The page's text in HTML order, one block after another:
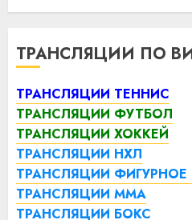
ТРАНСЛЯЦИИ ПО
ТРАНСЛЯЦИИ ТЕННИС
ТРАНСЛЯЦИИ ФУТБОЛ
ТРАНСЛЯЦИИ ХОККЕЙ
ТРАНСЛЯЦИИ НХЛ
ТРАНСЛЯЦИИ ФИГУРНОЕ
ТРАНСЛЯЦИИ ММА
ТРАНСЛЯЦИИ БОКС